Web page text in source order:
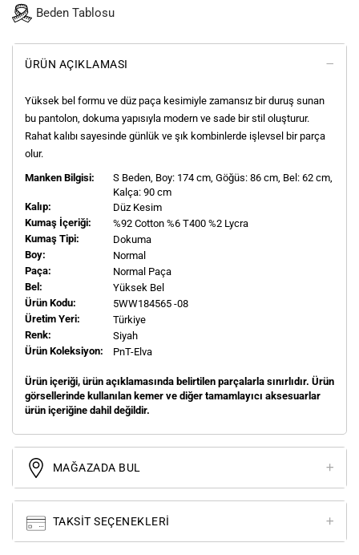
Beden Tablosu
ÜRÜN AÇIKLAMASI
Yüksek bel formu ve düz paça kesimiyle zamansız bir duruş sunan
bu pantolon, dokuma yapısıyla modern ve sade bir stil oluşturur.
Rahat kalıbı sayesinde günlük ve şık kombinlerde işlevsel bir parça
olur.
Manken Bilgisi:
S Beden, Boy: 174 cm, Göğüs: 86 cm, Bel: 62 cm,
Kalça: 90 cm
Kalıp:
Düz Kesim
Kumaş İçeriği:
%92 Cotton %6 T400 %2 Lycra
Kumaş Tipi:
Dokuma
Boy:
Normal
Paça:
Normal Paça
Bel:
Yüksek Bel
Ürün Kodu:
5WW184565 -08
Üretim Yeri:
Türkiye
Renk:
Siyah
Ürün Koleksiyon:
PnT-Elva
Ürün içeriği, ürün açıklamasında belirtilen parçalarla sınırlıdır. Ürün
görsellerinde kullanılan kemer ve diğer tamamlayıcı aksesuarlar
ürün içeriğine dahil değildir.
MAĞAZADA BUL
TAKSIT SEÇENEKLERI